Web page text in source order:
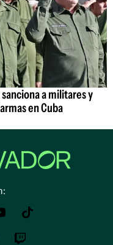
a militares y
en Cuba